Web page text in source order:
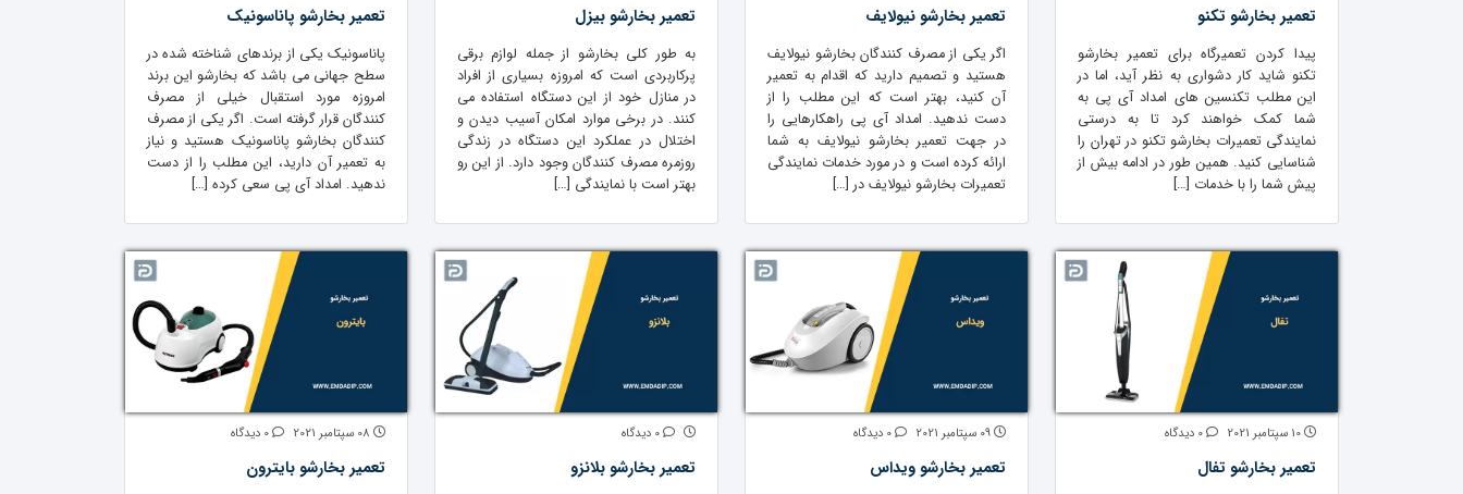
تعمیر بخارشو تکنو
پیدا کردن تعمیرگاه برای تعمیر بخارشو
تکنو شاید کار دشواری به نظر آید، اما در
این مطلب تکنسین های امداد آی پی به
شما کمک خواهند کرد تا به درستی
نمایندگی تعمیرات بخارشو تکنو در تهران را
شناسایی کنید. همین طور در ادامه بیش از
پیش شما را با خدمات […]
تعمیر بخارشو نیولایف
اگر یکی از مصرف کنندگان بخارشو نیولایف
هستید و تصمیم دارید که اقدام به تعمیر
آن کنید، بهتر است که این مطلب را از
دست ندهید. امداد آی پی راهکارهایی را
در جهت تعمیر بخارشو نیولایف به شما
ارائه کرده است و در مورد خدمات نمایندگی
تعمیرات بخارشو نیولایف در […]
تعمیر بخارشو بیزل
به طور کلی بخارشو از جمله لوازم برقی
پرکاربردی است که امروزه بسیاری از افراد
در منازل خود از این دستگاه استفاده می
کنند. در برخی موارد امکان آسیب دیدن و
اختلال در عملکرد این دستگاه در زندگی
روزمره مصرف کنندگان وجود دارد. از این رو
بهتر است با نمایندگی […]
تعمیر بخارشو پاناسونیک
پاناسونیک یکی از برندهای شناخته شده در
سطح جهانی می باشد که بخارشو این برند
امروزه مورد استقبال خیلی از مصرف
کنندگان قرار گرفته است. اگر یکی از مصرف
کنندگان بخارشو پاناسونیک هستید و نیاز
به تعمیر آن دارید، این مطلب را از دست
ندهید. امداد آی پی سعی کرده […]
تعمیر بخارشو تفال تعمیر بخارشو ویداس تعمیر بخارشو بلانزو تعمیر بخارشو بایترون